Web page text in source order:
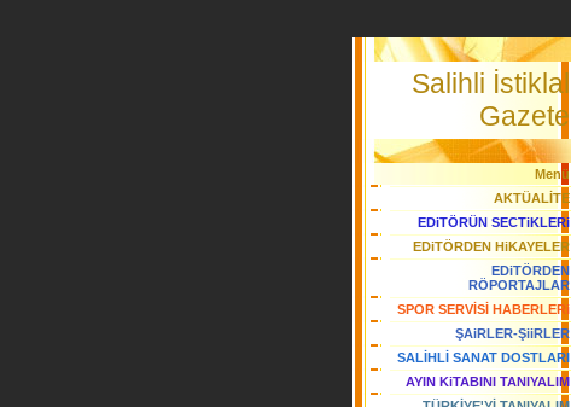
Salihli İstiklal
Gazete
Menü
AKTÜALİTE
EDiTÖRÜN SECTiKLERi
EDiTÖRDEN HiKAYELER
EDiTÖRDEN
RÖPORTAJLAR
SPOR SERVİSİ HABERLERi
ŞAiRLER-ŞiiRLER
SALİHLİ SANAT DOSTLARI
AYIN KiTABINI TANIYALIM